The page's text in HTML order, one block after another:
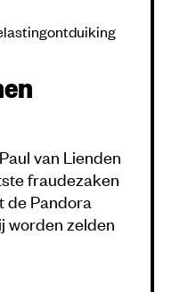
van Lienden
fraudezaken
de Pandora
worden zelden